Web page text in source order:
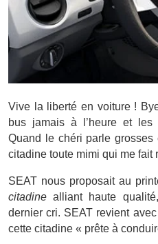
Vive la liberté en voiture !
bus jamais à l’heure et
Quand le chéri parle grosses
citadine toute mimi qui me fait
SEAT nous proposait au
citadine alliant haute
dernier cri. SEAT revient
cette citadine « prête à